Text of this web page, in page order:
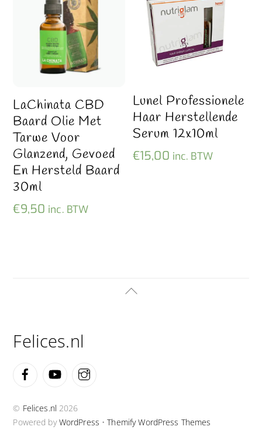
LaChinata CBD
Baard Olie Met
Tarwe Voor
Glanzend, Gevoed
En Hersteld Baard
30ml
€9,50 inc. BTW
Lunel Professionele
Haar Herstellende
Serum 12x10ml
€15,00 inc. BTW
Back
Felices.nl
FacebookYouTube
© Felices.nl 2026
Powered byWordPress •Themify WordPress Themes